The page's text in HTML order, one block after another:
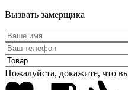
Вызвать замерщика
Пожалуйста, докажите, что